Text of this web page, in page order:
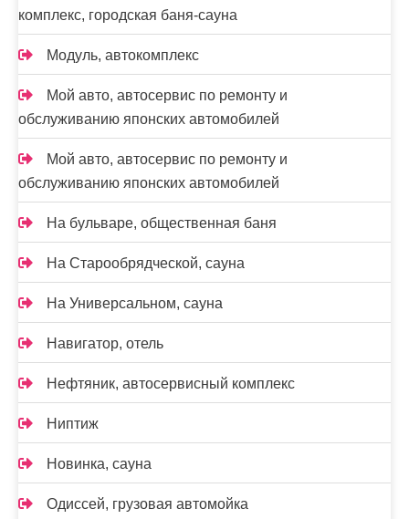
комплекс, ​городская баня-сауна
Модуль, автокомплекс
Мой авто, автосервис по ремонту и
обслуживанию японских автомобилей
Мой авто, автосервис по ремонту и
обслуживанию японских автомобилей
На бульваре, общественная баня
На Старообрядческой, сауна
На Универсальном, сауна
Навигатор, отель
Нефтяник, автосервисный комплекс
Ниптиж
Новинка, сауна
Одиссей, грузовая автомойка